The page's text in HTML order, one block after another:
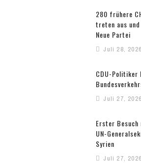
280 frühere
treten aus
Neue Partei
Juli 28, 2026
CDU-Politiker
Juli 27, 2026
Erster Besuch
UN-
Syrien
Juli 27, 2026